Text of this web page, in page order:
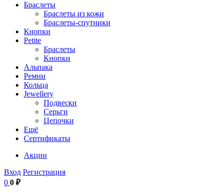
Браслеты
Браслеты из кожи
Браслеты-спутники
Кнопки
Petite
Браслеты
Кнопки
Альпака
Ремни
Кольца
Jewellery
Подвески
Серьги
Цепочки
Ещё
Сертификаты
Акции
Вход Регистрация
0 0 ₽